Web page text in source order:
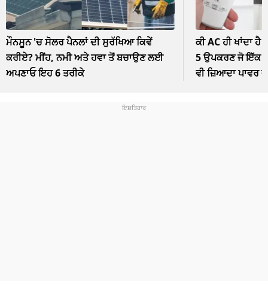
ਮੌਨਸੂਨ 'ਚ ਸੋਲਰ ਪੈਨਲਾਂ ਦੀ ਸੁਰੱਖਿਆ ਕਿਵੇਂ
ਕਰੀਏ? ਮੀਂਹ, ਨਮੀ ਅਤੇ ਹਵਾ ਤੋਂ ਬਚਾਉਣ ਲਈ
ਅਪਣਾਓ ਇਹ 6 ਤਰੀਕੇ
ਕੀ AC ਹੀ ਖਾਂਦਾ
5 ਉਪਕਰਣ ਜੋ ਇੱਕ
ਵੀ ਜ਼ਿਆਦਾ ਪਾਵਰ